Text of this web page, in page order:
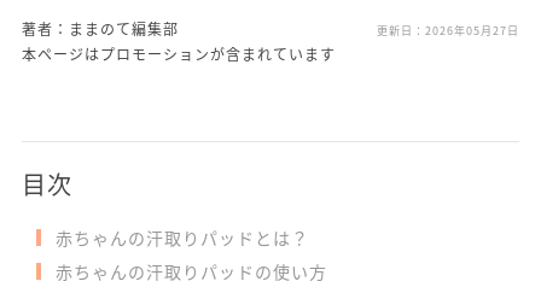
著者：ままのて編集部 更新日： 2026年05月27日
本ページはプロモーションが含まれています
目次
赤ちゃんの汗取りパッドとは？
赤ちゃんの汗取りパッドの使い方